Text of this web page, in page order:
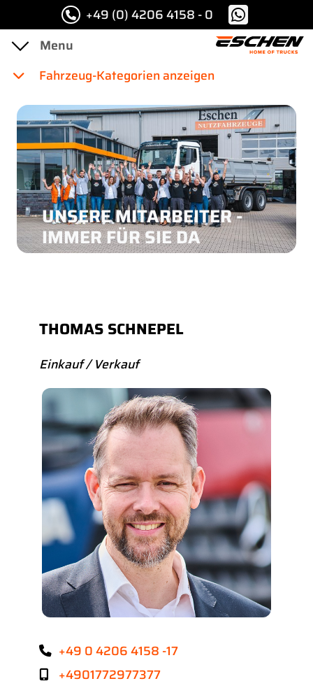
+49 (0) 4206 4158 - 0
Fahrzeug-Kategorien anzeigen
UNSERE MITARBEITER -
IMMER FÜR SIE DA
THOMAS SCHNEPEL
Einkauf / Verkauf
+49 0 4206 4158 -17
+4901772977377